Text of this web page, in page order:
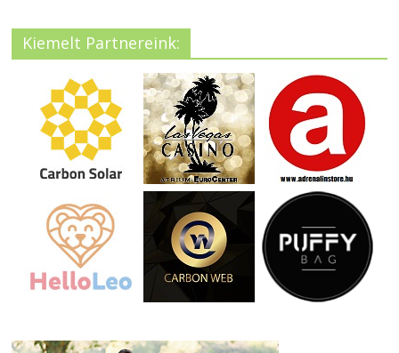
Kiemelt Partnereink: